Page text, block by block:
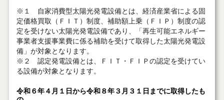
※１ 自家消費型太陽光発電設備とは、経済産業省による固
定価格買取（ＦＩＴ）制度、補助額上乗（ＦＩＰ）制度の認
定を受けない太陽光発電設備であり、「再生可能エネルギー
事業者支援事業費に係る補助を受けて取得した太陽光発電設
備」が対象となります。
※２ 認定発電設備とは、ＦＩＴ・ＦＩＰの認定を受けてい
る設備が対象となります。
令和６年４月１日から令和８年３月３１日までに取得したも